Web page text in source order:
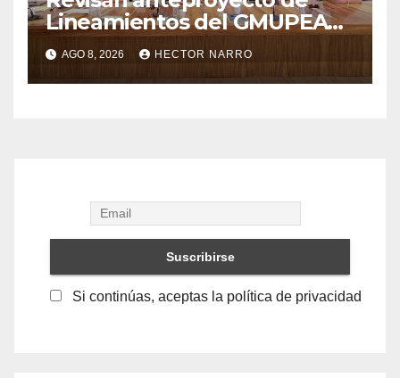
Lineamientos del GMUPEA
en Los Cabos
AGO 8, 2026 HECTOR NARRO
Si continúas, aceptas la política de privacidad